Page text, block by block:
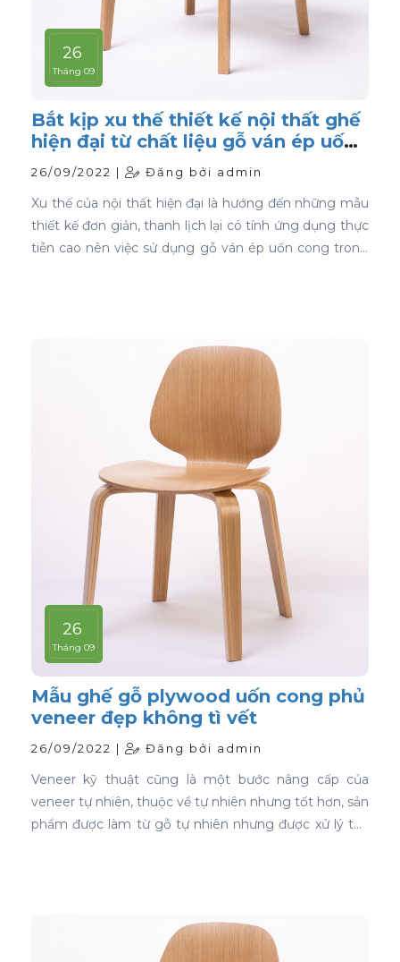
26
Tháng 09
Bắt kịp xu thế thiết kế nội thất ghế
hiện đại từ chất liệu gỗ ván ép uốn
cong
26/09/2022 | Đăng bởi admin
Xu thế của nội thất hiện đại là hướng đến những mẫu
thiết kế đơn giản, thanh lịch lại có tính ứng dụng thực
tiễn cao nên việc sử dụng gỗ ván ép uốn cong trong
26
Tháng 09
Mẫu ghế gỗ plywood uốn cong phủ
veneer đẹp không tì vết
26/09/2022 | Đăng bởi admin
Veneer kỹ thuật cũng là một bước nâng cấp của
veneer tự nhiên, thuộc về tự nhiên nhưng tốt hơn, sản
phẩm được làm từ gỗ tự nhiên nhưng được xử lý tạo